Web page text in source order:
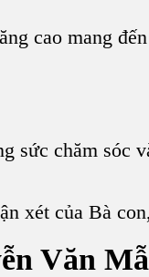
cao mang
chăm sóc
xét của Bà
Văn